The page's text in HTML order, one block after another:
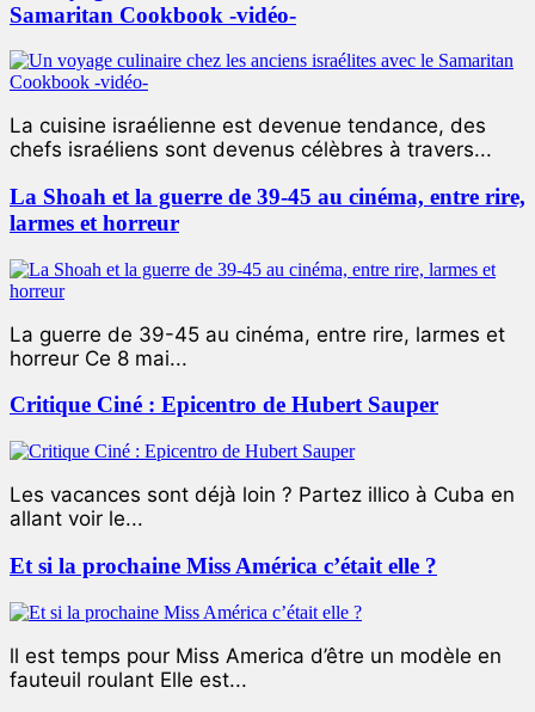
Samaritan Cookbook -vidéo-
La cuisine israélienne est devenue tendance, des
chefs israéliens sont devenus célèbres à travers...
La Shoah et la guerre de 39-45 au cinéma, entre rire,
larmes et horreur
La guerre de 39-45 au cinéma, entre rire, larmes et
horreur Ce 8 mai...
Critique Ciné : Epicentro de Hubert Sauper
Les vacances sont déjà loin ? Partez illico à Cuba en
allant voir le...
Et si la prochaine Miss América c’était elle ?
ll est temps pour Miss America d’être un modèle en
fauteuil roulant Elle est...